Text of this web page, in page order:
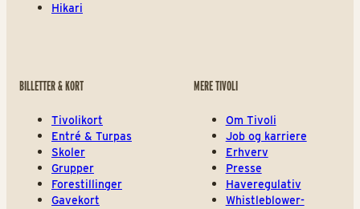
Hikari
BILLETTER & KORT
Tivolikort
Entré & Turpas
Skoler
Grupper
Forestillinger
Gavekort
MERE TIVOLI
Om Tivoli
Job og karriere
Erhverv
Presse
Haveregulativ
Whistleblower-